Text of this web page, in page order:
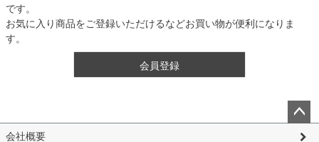
です。
お気に入り商品をご登録いただけるなどお買い物が便利になりま
す。
会員登録
ペー
会社概要